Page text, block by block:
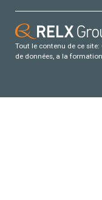
Tout le contenu de ce
de données, a la